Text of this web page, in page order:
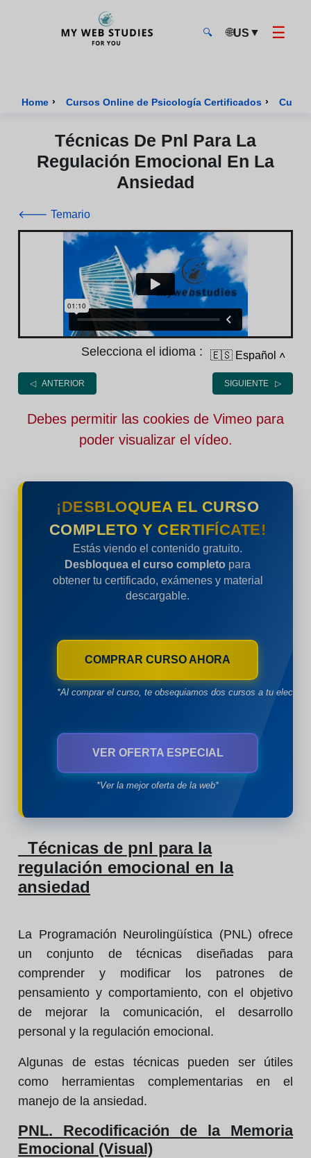
🔍 🌐US ▼ ☰
Home › Cursos Online de Psicología Certificados › Curso
Técnicas De Pnl Para La
Regulación Emocional En La
Ansiedad
🡐 Temario
Selecciona el idioma : 🇪🇸 Español ˄
◁ ANTERIOR SIGUIENTE ▷
Debes permitir las cookies de Vimeo para
poder visualizar el vídeo.
¡DESBLOQUEA EL CURSO
COMPLETO Y CERTIFÍCATE!
Estás viendo el contenido gratuito.
Desbloquea el curso completo para
obtener tu certificado, exámenes y material
descargable.
COMPRAR CURSO AHORA
*Al comprar el curso, te obsequiamos dos cursos a tu
VER OFERTA ESPECIAL
*Ver la mejor oferta de la web*
Técnicas de pnl para la
regulación emocional en la
ansiedad
La Programación Neurolingüística (PNL) ofrece
un conjunto de técnicas diseñadas para
comprender y modificar los patrones de
pensamiento y comportamiento, con el objetivo
de mejorar la comunicación, el desarrollo
personal y la regulación emocional.
Algunas de estas técnicas pueden ser útiles
como herramientas complementarias en el
manejo de la ansiedad.
PNL. Recodificación de la Memoria
Emocional (Visual)